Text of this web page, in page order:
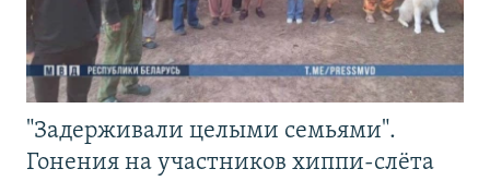
"Задерживали целыми семьями".
Гонения на участников хиппи-слёта